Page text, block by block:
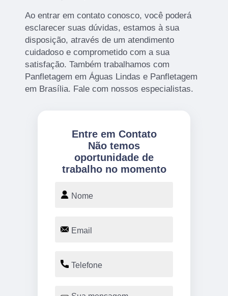
Ao entrar em contato conosco, você poderá
esclarecer suas dúvidas, estamos à sua
disposição, através de um atendimento
cuidadoso e comprometido com a sua
satisfação. Também trabalhamos com
Panfletagem em Águas Lindas e Panfletagem
em Brasília. Fale com nossos especialistas.
Entre em Contato
Não temos
oportunidade de
trabalho no momento